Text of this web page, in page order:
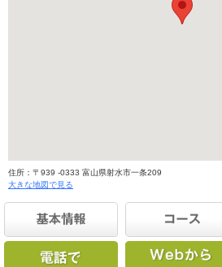
住所：〒939 -0333 富山県射水市一条209
大きな地図で見る